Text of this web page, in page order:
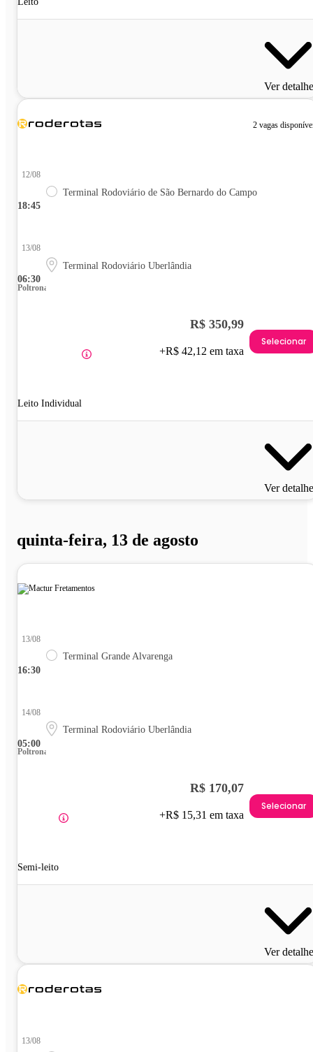
Ver
2 vagas
18:45
12/08
Terminal Rodoviário de São Bernardo do Campo
06:30
13/08
Terminal Rodoviário Uberlândia
Poltrona
Leito Individual
R$ 350,99
+R$ 42,12 em taxa
Selecionar
Ver
quinta-feira, 13 de agosto
16:30
13/08
Terminal Grande Alvarenga
05:00
14/08
Terminal Rodoviário Uberlândia
Poltrona
Semi-leito
R$ 170,07
+R$ 15,31 em taxa
Selecionar
Ver
13/08